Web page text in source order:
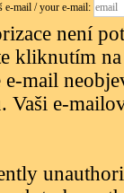
e-mail / your e-mail:
není
kliknutím na
e-mail
Vaši e-